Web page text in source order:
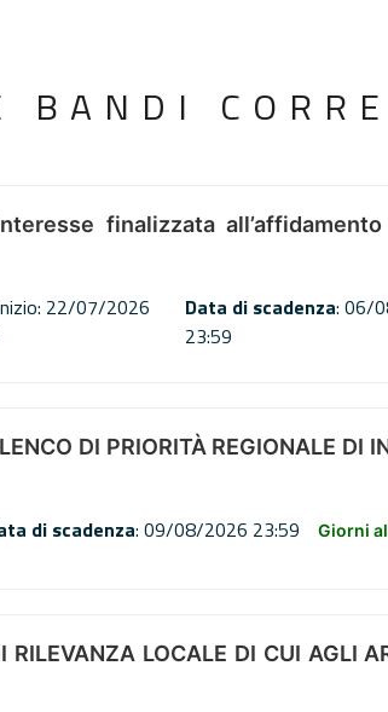
BANDI
finalizzata
22/07/2026
Data di scadenza: 06/
23:59
DI PRIORITÀ REGIONALE DI
di scadenza: 09/08/2026 23:59 Giorni
RILEVANZA LOCALE DI CUI AGLI